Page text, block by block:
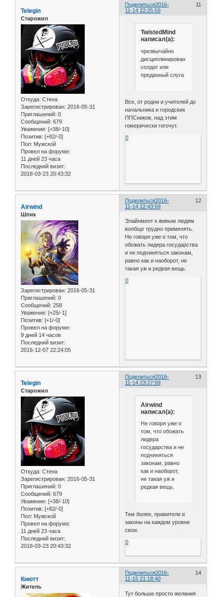
Поделиться 11
2016-
11-14 22:25:59
Telegin
Старожил
Откуда: Стена
Зарегистрирован: 2016-05-31
Приглашений: 0
Сообщений: 679
Уважение: [+38/-10]
Позитив: [+82/-0]
Пол: Мужской
Провел на форуме:
11 дней 23 часа
Последний визит:
2018-03-23 20:43:32
TwistedMind
написал(а):
чрезвычайно
дисциплинированный
солдат или
преданный слуга
Все, от родни и учителей до
начальника и городских
ППСников, над этим
гомерически гогочут.
0
Поделиться 12
2016-
11-14 22:43:59
Airwind
Шпик
Зарегистрирован: 2016-05-31
Приглашений: 0
Сообщений: 258
Уважение: [+25/-1]
Позитив: [+1/-0]
Провел на форуме:
9 дней 14 часов
Последний визит:
2016-12-07 22:24:05
Элайнмент к живым людям
вообще трудно применять.
Не говоря уже о том, что
обожать лидера государства
и не подчиняться законам,
равно как и наоборот, не
такая уж и редкая вещь.
0
Поделиться 13
2016-
11-14 23:27:59
Telegin
Старожил
Откуда: Стена
Зарегистрирован: 2016-05-31
Приглашений: 0
Сообщений: 679
Уважение: [+38/-10]
Позитив: [+82/-0]
Пол: Мужской
Провел на форуме:
11 дней 23 часа
Последний визит:
2018-03-23 20:43:32
Airwind
написал(а):
Не говоря уже о
том, что обожать
лидера
государства и не
подчиняться
законам, равно
как и наоборот,
не такая уж и
редкая вещь.
Тем более, правители и
законы на каждом уровне
свои.
0
Поделиться 14
2016-
11-15 21:18:40
Кнютт
Житель
Тут больше просто желания